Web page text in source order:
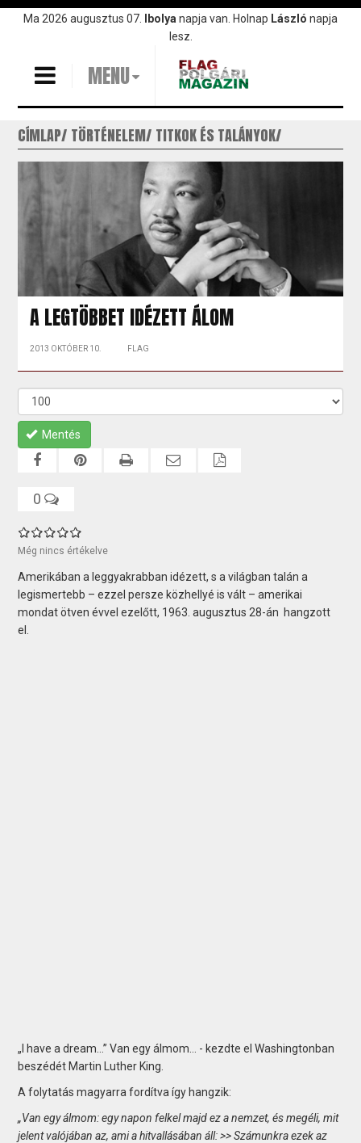
UgrásMa 2026 augusztus 07. Ibolya napja van. Holnap László napja
lesz.
MENU
CÍMLAP TÖRTÉNELEM TITKOK ÉS TALÁNYOK
A LEGTÖBBET IDÉZETT ÁLOM
2013 OKTÓBER 10. FLAG
Mentés
0
Még nincs értékelve
Amerikában a leggyakrabban idézett, s a világban talán a
legismertebb – ezzel persze közhellyé is vált – amerikai
mondat ötven évvel ezelőtt, 1963. augusztus 28-án hangzott
el.
„I have a dream…” Van egy álmom… - kezdte el Washingtonban
beszédét Martin Luther King.
A folytatás magyarra fordítva így hangzik:
„Van egy álmom: egy napon felkel majd ez a nemzet, és megéli, mit
jelent valójában az, ami a hitvallásában áll: >> Számunkra ezek az